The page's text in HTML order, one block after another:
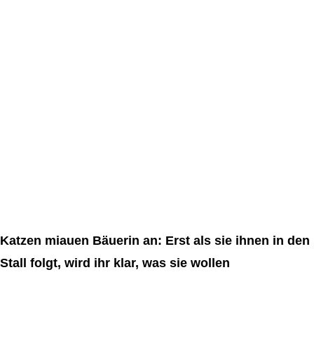
Katzen miauen Bäuerin an: Erst als sie ihnen in den
Stall folgt, wird ihr klar, was sie wollen